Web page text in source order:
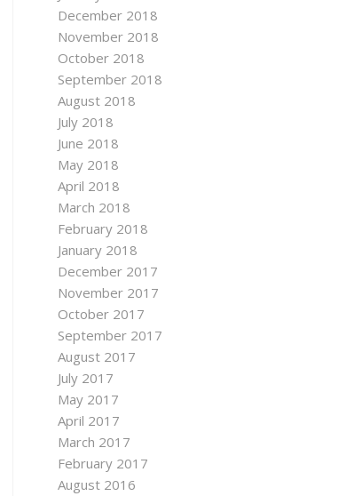
December 2018
November 2018
October 2018
September 2018
August 2018
July 2018
June 2018
May 2018
April 2018
March 2018
February 2018
January 2018
December 2017
November 2017
October 2017
September 2017
August 2017
July 2017
May 2017
April 2017
March 2017
February 2017
August 2016